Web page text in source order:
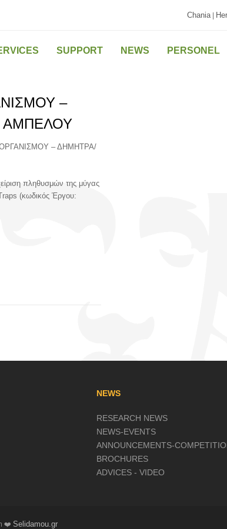
Chania|
SUPPORT NEWS PERSONEL
–
ΑΜΠΕΛΟΥ
– ΔΗΜΗΤΡΑ/
πληθυσμών της μύγας
(κωδικός Έργου:
NEWS
RESEARCH NEWS
NEWS-EVENTS
ANNOUNCEMENTS-
BROCHURES
ADVICES - VIDEO
❤️ Selidamou.gr